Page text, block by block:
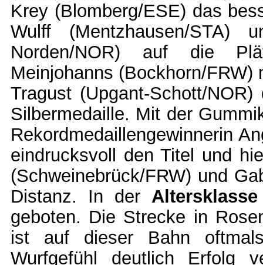
Krey (Blomberg/ESE) das
Wulff (Mentzhausen/STA)
Norden/NOR) auf die
Meinjohanns (Bockhorn/
Tragust (Upgant-Schott/
Silbermedaille. Mit der
Rekordmedaillengewinnerin
eindrucksvoll den Titel und
(Schweinebrück/FRW) und
Distanz. In der
geboten. Die Strecke in
ist auf dieser Bahn
Wurfgefühl deutlich Erfolg